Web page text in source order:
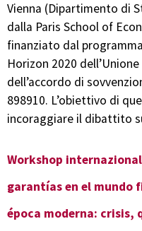
Vienna (Dipartimento di
dalla Paris School of
finanziato dal
Horizon 2020
dell’accordo di
898910. L’obiettivo di
incoraggiare il dibattito
Workshop
garantías en el mundo
época moderna: crisis,